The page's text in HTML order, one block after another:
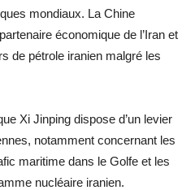
mondiaux. La Chine
économique de l’Iran et
de pétrole iranien malgré les
Xi Jinping dispose d’un levier
notamment concernant les
maritime dans le Golfe et les
nucléaire iranien.